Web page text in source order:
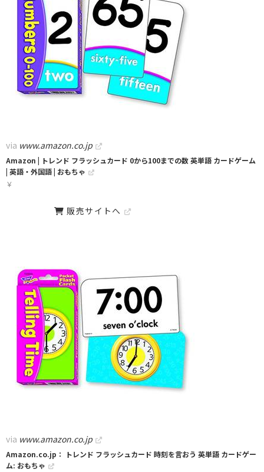
via www.amazon.co.jp
Amazon | トレンド フラッシュカード 0から100までの数 英単語 カードゲーム
| 英語・外国語 | おもちゃ
￥
販売サイトへ
via www.amazon.co.jp
Amazon.co.jp： トレンド フラッシュカード 時刻を言おう 英単語 カードゲー
ム: おもちゃ